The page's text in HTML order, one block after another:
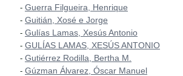
- Guerra Filgueira, Henrique
- Guitián, Xosé e Jorge
- Gulías Lamas, Xesús Antonio
- GULÍAS LAMAS, XESÚS ANTONIO
- Gutiérrez Rodilla, Bertha M.
- Gúzman Álvarez, Óscar Manuel